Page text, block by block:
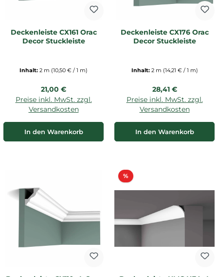
Deckenleiste CX161 Orac
Decor Stuckleiste
Inhalt: 2 m (10,50 € / 1 m)
Regulärer Preis:
21,00 €
Preise inkl. MwSt. zzgl.
Versandkosten
In den Warenkorb
Deckenleiste CX176 Orac
Decor Stuckleiste
Inhalt: 2 m (14,21 € / 1 m)
Regulärer Preis:
28,41 €
Preise inkl. MwSt. zzgl.
Versandkosten
In den Warenkorb
%Rabatt